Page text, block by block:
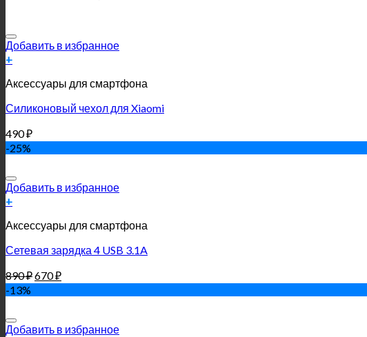
Добавить в избранное
+
Аксессуары для смартфона
Силиконовый чехол для Xiaomi
490₽
-25%
Добавить в избранное
+
Аксессуары для смартфона
Сетевая зарядка 4 USB 3.1A
890₽670₽
-13%
Добавить в избранное